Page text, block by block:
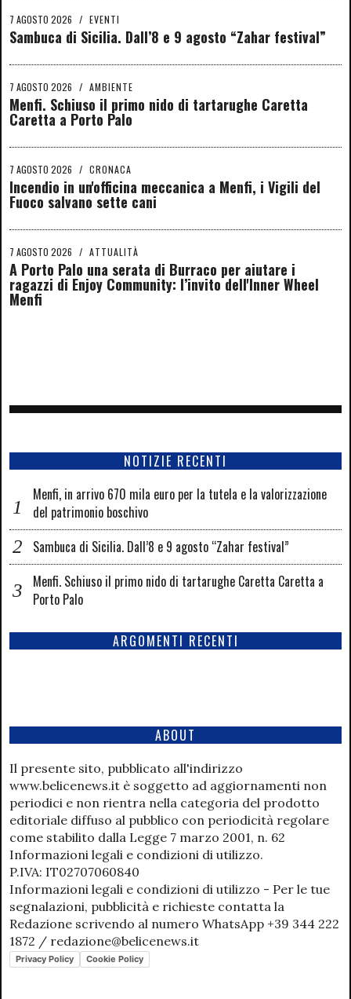
7 AGOSTO 2026 / EVENTI
Sambuca di Sicilia. Dall’8 e 9 agosto “Zahar festival”
7 AGOSTO 2026 / AMBIENTE
Menfi. Schiuso il primo nido di tartarughe Caretta
Caretta a Porto Palo
7 AGOSTO 2026 / CRONACA
Incendio in un'officina meccanica a Menfi, i Vigili del
Fuoco salvano sette cani
7 AGOSTO 2026 / ATTUALITÀ
A Porto Palo una serata di Burraco per aiutare i
ragazzi di Enjoy Community: l’invito dell'Inner Wheel
Menfi
NOTIZIE RECENTI
Menfi, in arrivo 670 mila euro per la tutela e la valorizzazione
del patrimonio boschivo
Sambuca di Sicilia. Dall’8 e 9 agosto “Zahar festival”
Menfi. Schiuso il primo nido di tartarughe Caretta Caretta a
Porto Palo
ARGOMENTI RECENTI
ABOUT
Il presente sito, pubblicato all'indirizzo
www.belicenews.it è soggetto ad aggiornamenti non
periodici e non rientra nella categoria del prodotto
editoriale diffuso al pubblico con periodicità regolare
come stabilito dalla Legge 7 marzo 2001, n. 62
Informazioni legali e condizioni di utilizzo.
P.IVA: IT02707060840
Informazioni legali e condizioni di utilizzo - Per le tue
segnalazioni, pubblicità e richieste contatta la
Redazione scrivendo al numero WhatsApp +39 344 222
1872 / redazione@belicenews.it
Privacy Policy Cookie Policy